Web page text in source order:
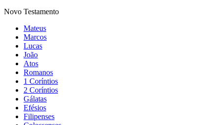
Novo Testamento
Mateus
Marcos
Lucas
João
Atos
Romanos
1 Coríntios
2 Coríntios
Gálatas
Efésios
Filipenses